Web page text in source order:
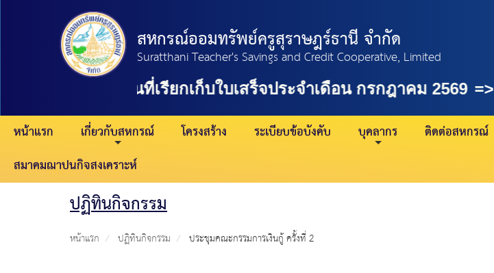
สหกรณ์ออมทรัพย์ครูสุราษฎร์ธานี จำกัด
Suratthani Teacher's Savings and Credit Cooperative, Limited
วันที่เรียกเก็บใบเสร็จประจำเดือน กรกฎาคม 2569= >
หน้าแรก เกี่ยวกับสหกรณ์ โครงสร้าง ระเบียบข้อบังคับ บุคลากร ติดต่อสหกรณ์
สมาคมฌาปนกิจสงเคราะห์
ปฏิทินกิจกรรม
หน้าแรก ปฏิทินกิจกรรม ประชุมคณะกรรมการเงินกู้ ครั้งที่ 2